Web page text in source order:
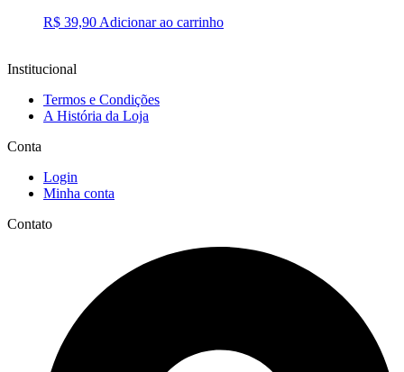
R$ 39,90Adicionar ao carrinho
Institucional
Termos e Condições
A História da Loja
Conta
Login
Minha conta
Contato